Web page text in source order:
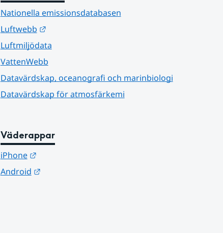
Nationella emissionsdatabasen
Luftwebb
Länk till annan webbplats.
Luftmiljödata
VattenWebb
Datavärdskap, oceanografi och marinbiologi
Datavärdskap för atmosfärkemi
Väderappar
iPhone
Länk till annan webbplats.
Android
Länk till annan webbplats.